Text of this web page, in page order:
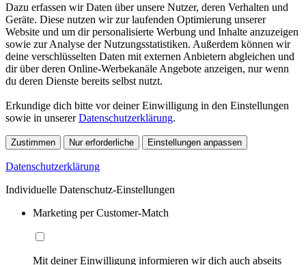
Dazu erfassen wir Daten über unsere Nutzer, deren Verhalten und
Geräte. Diese nutzen wir zur laufenden Optimierung unserer
Website und um dir personalisierte Werbung und Inhalte anzuzeigen
sowie zur Analyse der Nutzungsstatistiken. Außerdem können wir
deine verschlüsselten Daten mit externen Anbietern abgleichen und
dir über deren Online-Werbekanäle Angebote anzeigen, nur wenn
du deren Dienste bereits selbst nutzt.
Erkundige dich bitte vor deiner Einwilligung in den Einstellungen
sowie in unsererDatenschutzerklärung.
Zustimmen Nur erforderliche Einstellungen anpassen
Datenschutzerklärung
Individuelle Datenschutz-Einstellungen
Marketing per Customer-Match
Mit deiner Einwilligung informieren wir dich auch abseits